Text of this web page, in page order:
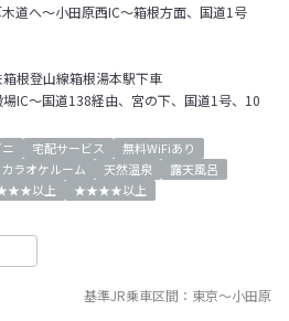
道へ～小田原西IC～箱根方面、国道1号
根登山線箱根湯本駅下車
IC～国道138経由、宮の下、国道1号、10
宅配サービス
無料WiFiあり
カラオケルーム 天然温泉
露天風呂
以上
★★★★以上
基準JR乗車区間： 東京～小田原